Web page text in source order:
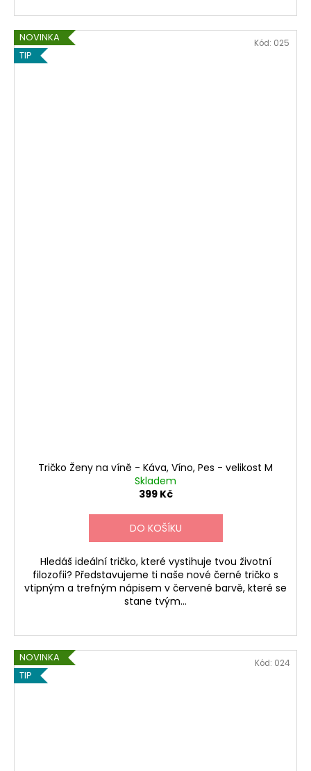
NOVINKA
TIP
Tričko Ženy na víně - Káva, Víno, Pes - velikost M
Skladem
399 Kč
DO KOŠÍKU
Hledáš ideální tričko, které vystihuje tvou životní
filozofii? Představujeme ti naše nové černé tričko s
vtipným a trefným nápisem v červené barvě, které se
stane tvým...
Kód: 025
NOVINKA
TIP
Kód: 024